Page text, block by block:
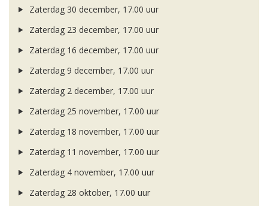
Zaterdag 30 december, 17.00 uur
Zaterdag 23 december, 17.00 uur
Zaterdag 16 december, 17.00 uur
Zaterdag 9 december, 17.00 uur
Zaterdag 2 december, 17.00 uur
Zaterdag 25 november, 17.00 uur
Zaterdag 18 november, 17.00 uur
Zaterdag 11 november, 17.00 uur
Zaterdag 4 november, 17.00 uur
Zaterdag 28 oktober, 17.00 uur